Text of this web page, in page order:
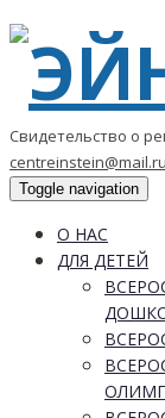
Свидетельство о
centreinstein@mail.ru
Toggle navigation
О НАС
ДЛЯ ДЕТЕЙ